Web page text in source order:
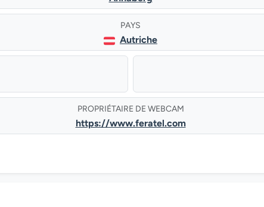
PAYS
Autriche
PROPRIÉTAIRE DE WEBCAM
https://www.feratel.com